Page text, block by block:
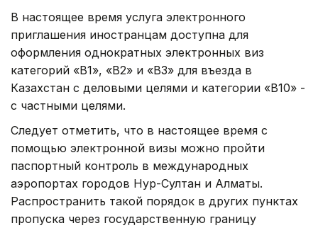
В настоящее время услуга электронного
приглашения иностранцам доступна для
оформления однократных электронных виз
категорий «В1», «В2» и «В3» для въезда в
Казахстан с деловыми целями и категории «В10» -
с частными целями.
Следует отметить, что в настоящее время с
помощью электронной визы можно пройти
паспортный контроль в международных
аэропортах городов Нур-Султан и Алматы.
Распространить такой порядок в других пунктах
пропуска через государственную границу